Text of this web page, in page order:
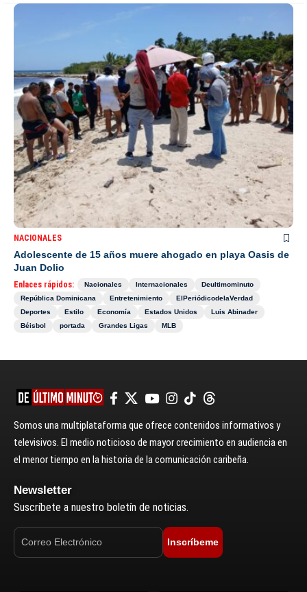
NACIONALES
Adolescente de 15 años muere ahogado en playa Oasis de
Juan Dolio
Enlaces rápidos: Nacionales Internacionales
Deultimominuto
República Dominicana
Entretenimiento
ElPeriódicodelaVerdad
Deportes
Estilo Economía Estados Unidos
Luis Abinader
Béisbol
portada Grandes Ligas MLB
Somos una multiplataforma que ofrece contenidos informativos y
televisivos. El medio noticioso de mayor crecimiento en audiencia en
el menor tiempo en la historia de la comunicación caribeña.
Newsletter
Suscríbete a nuestro boletín de noticias.
Inscríbeme